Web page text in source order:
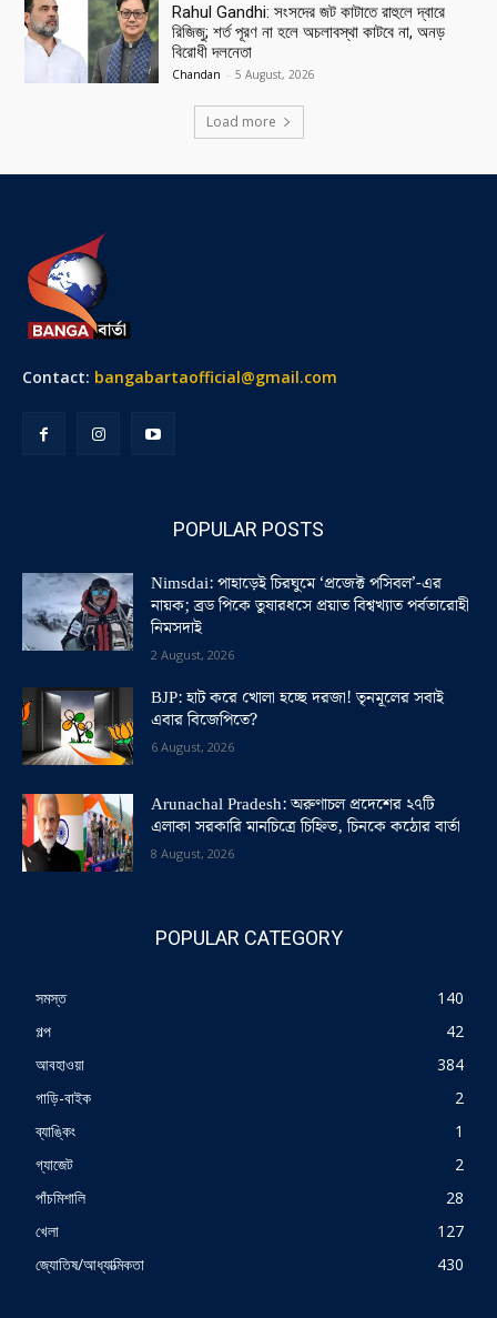
Rahul Gandhi: সংসদের জট কাটাতে রাহুলে দ্বারে
রিজিজু; শর্ত পূরণ না হলে অচলাবস্থা কাটবে না, অনড়
বিরোধী দলনেতা
Chandan - 5 August, 2026
Load more
Contact: bangabartaofficial@gmail.com
POPULAR POSTS
Nimsdai: পাহাড়েই চিরঘুমে ‘প্রজেক্ট পসিবল’-এর
নায়ক; ব্রড পিকে তুষারধসে প্রয়াত বিশ্বখ্যাত পর্বতারোহী
নিমসদাই
2 August, 2026
BJP: হাট করে খোলা হচ্ছে দরজা! তৃনমূলের সবাই
এবার বিজেপিতে?
6 August, 2026
Arunachal Pradesh: অরুণাচল প্রদেশের ২৭টি
এলাকা সরকারি মানচিত্রে চিহ্নিত, চিনকে কঠোর বার্তা
8 August, 2026
POPULAR CATEGORY
সমস্ত
140
গল্প
42
আবহাওয়া
384
গাড়ি-বাইক
2
ব্যাঙ্কিং
1
গ্যাজেট
2
পাঁচমিশালি
28
খেলা
127
জ্যোতিষ/আধ্যাত্মিকতা
430